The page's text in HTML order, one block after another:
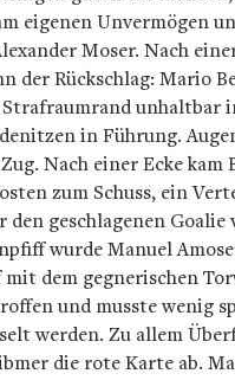
eigenen Unvermögen
Moser. Nach
der Rückschlag: Mario
unhaltbar
in Führung.
Nach einer Ecke kam
zum Schuss, ein
den geschlagenen
wurde Manuel
mit dem gegnerischen
und musste wenig
werden. Zu allem
die rote Karte ab.